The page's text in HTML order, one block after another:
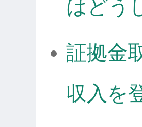
はどう
証拠金
収入を